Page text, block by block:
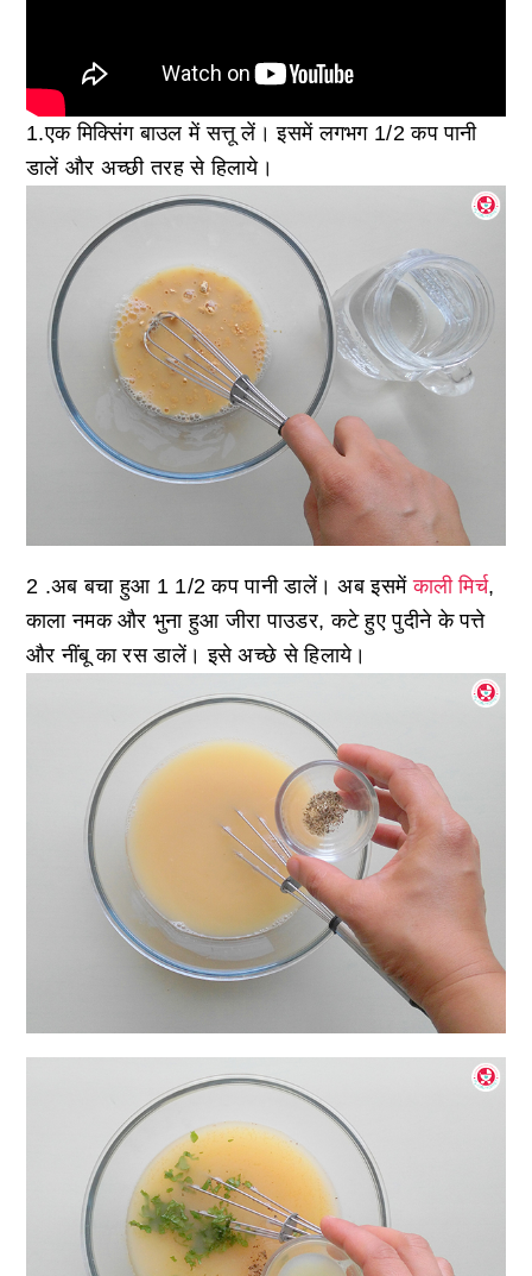
1.एक मिक्सिंग बाउल में सत्तू लें। इसमें लगभग 1/2 कप पानी
डालें और अच्छी तरह से हिलाये।
2 .अब बचा हुआ 1 1/2 कप पानी डालें। अब इसमेंकाली मिर्च,
काला नमक और भुना हुआ जीरा पाउडर, कटे हुए पुदीने के पत्ते
और नींबू का रस डालें। इसे अच्छे से हिलाये।